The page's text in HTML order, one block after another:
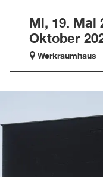
Mi, 19. Mai
Oktober
Werkraumhaus